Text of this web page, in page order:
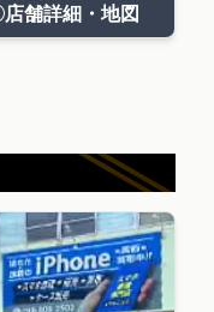
店舗詳細・地図